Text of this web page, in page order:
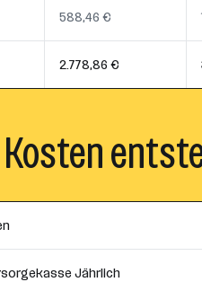
588,46 €
2.778,86 €
Kosten
Jährlich